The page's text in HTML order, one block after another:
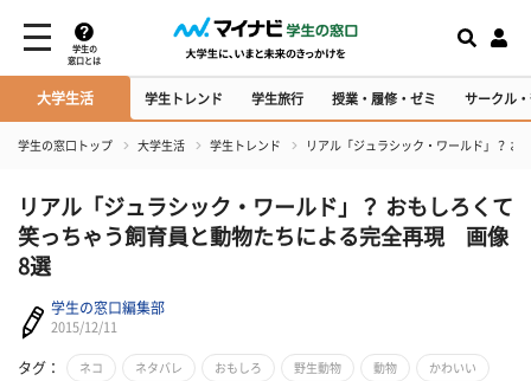
学生の
窓口とは
大学生活 学生トレンド 学生旅行 授業・履修・ゼミ サークル
学生の窓口トップ 大学生活 学生トレンド リアル「ジュラシック・ワールド」？
リアル「ジュラシック・ワールド」？ おもしろくて
笑っちゃう飼育員と動物たちによる完全再現 画像
8選
学生の窓口編集部
2015/12/11
タグ： ネコ ネタバレ おもしろ 野生動物 動物 かわいい